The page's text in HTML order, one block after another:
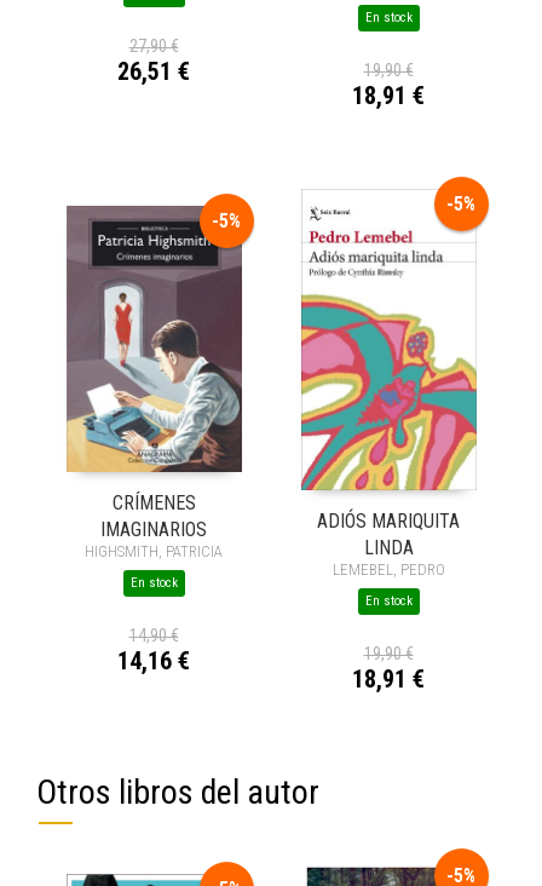
27,90 €
26,51 €
En stock
19,90 €
18,91 €
-5%
CRÍMENES
IMAGINARIOS
HIGHSMITH, PATRICIA
En stock
14,90 €
14,16 €
-5%
ADIÓS MARIQUITA
LINDA
LEMEBEL, PEDRO
En stock
19,90 €
18,91 €
Otros libros del autor
-5%